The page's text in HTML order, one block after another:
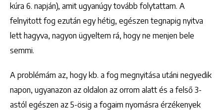
kúra 6. napján), amit ugyanúgy tovább folytattam. A
felnyitott fog ezután egy hétig, egészen tegnapig nyitva
lett hagyva, nagyon ügyeltem rá, hogy ne menjen bele
semmi.
A problémám az, hogy kb. a fog megnyitása utáni negyedik
napon, ugyanazon az oldalon az orrom alatt és a felső 3-
astól egészen az 5-ösig a fogaim nyomásra érzékenyek